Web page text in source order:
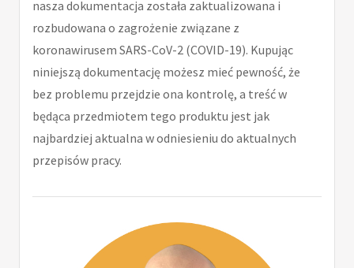
nasza dokumentacja została zaktualizowana i
rozbudowana o zagrożenie związane z
koronawirusem SARS-CoV-2 (COVID-19). Kupując
niniejszą dokumentację możesz mieć pewność, że
bez problemu przejdzie ona kontrolę, a treść w
będąca przedmiotem tego produktu jest jak
najbardziej aktualna w odniesieniu do aktualnych
przepisów pracy.